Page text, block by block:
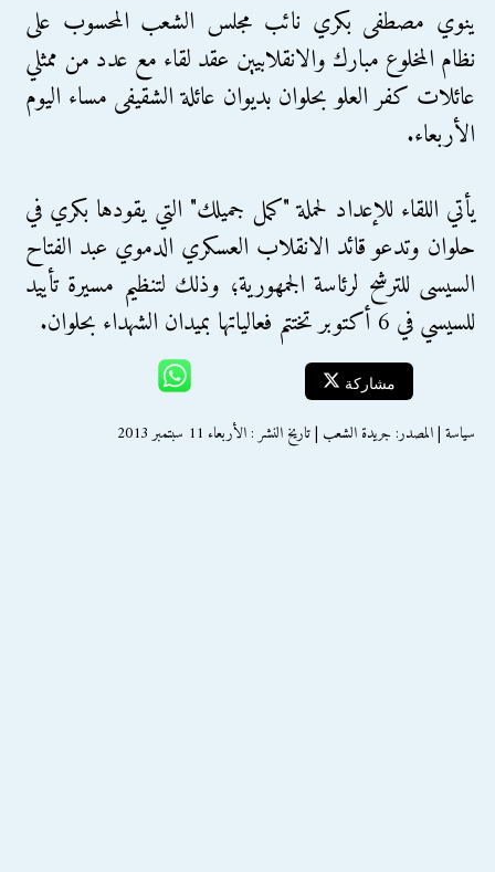
ينوي مصطفى بكري نائب مجلس الشعب المحسوب على
نظام المخلوع مبارك والانقلابيين عقد لقاء مع عدد من ممثلي
عائلات كفر العلو بحلوان بديوان عائلة الشقيفى مساء اليوم
الأربعاء.
يأتي اللقاء للإعداد لحملة "كمل جميلك" التي يقودها بكري في
حلوان وتدعو قائد الانقلاب العسكري الدموي عبد الفتاح
السيسى للترشح لرئاسة الجمهورية؛ وذلك لتنظيم مسيرة تأييد
للسيسي في 6 أكتوبر تختتم فعالياتها بميدان الشهداء بحلوان.
مشاركة
سياسة | المصدر: جريدة الشعب | تاريخ النشر : الأربعاء 11 سبتمبر 2013